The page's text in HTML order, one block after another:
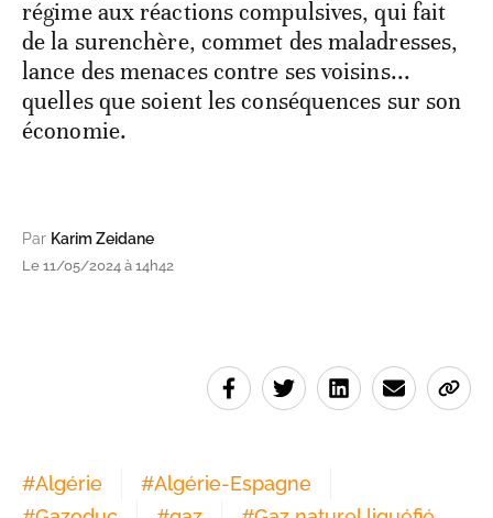
régime aux réactions compulsives, qui fait
de la surenchère, commet des maladresses,
lance des menaces contre ses voisins...
quelles que soient les conséquences sur son
économie.
Par Karim Zeidane
Le 11/05/2024 à 14h42
#Algérie #Algérie-Espagne